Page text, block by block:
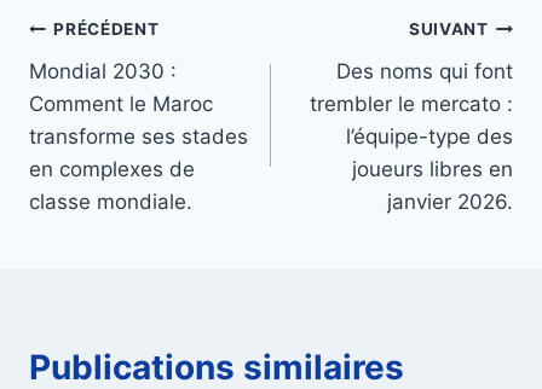
Navigation
de
l’article
PRÉCÉDENT
Mondial 2030 :
Comment le Maroc
transforme ses stades
en complexes de
classe mondiale.
SUIVANT
Des noms qui font
trembler le mercato :
l’équipe-type des
joueurs libres en
janvier 2026.
Publications similaires